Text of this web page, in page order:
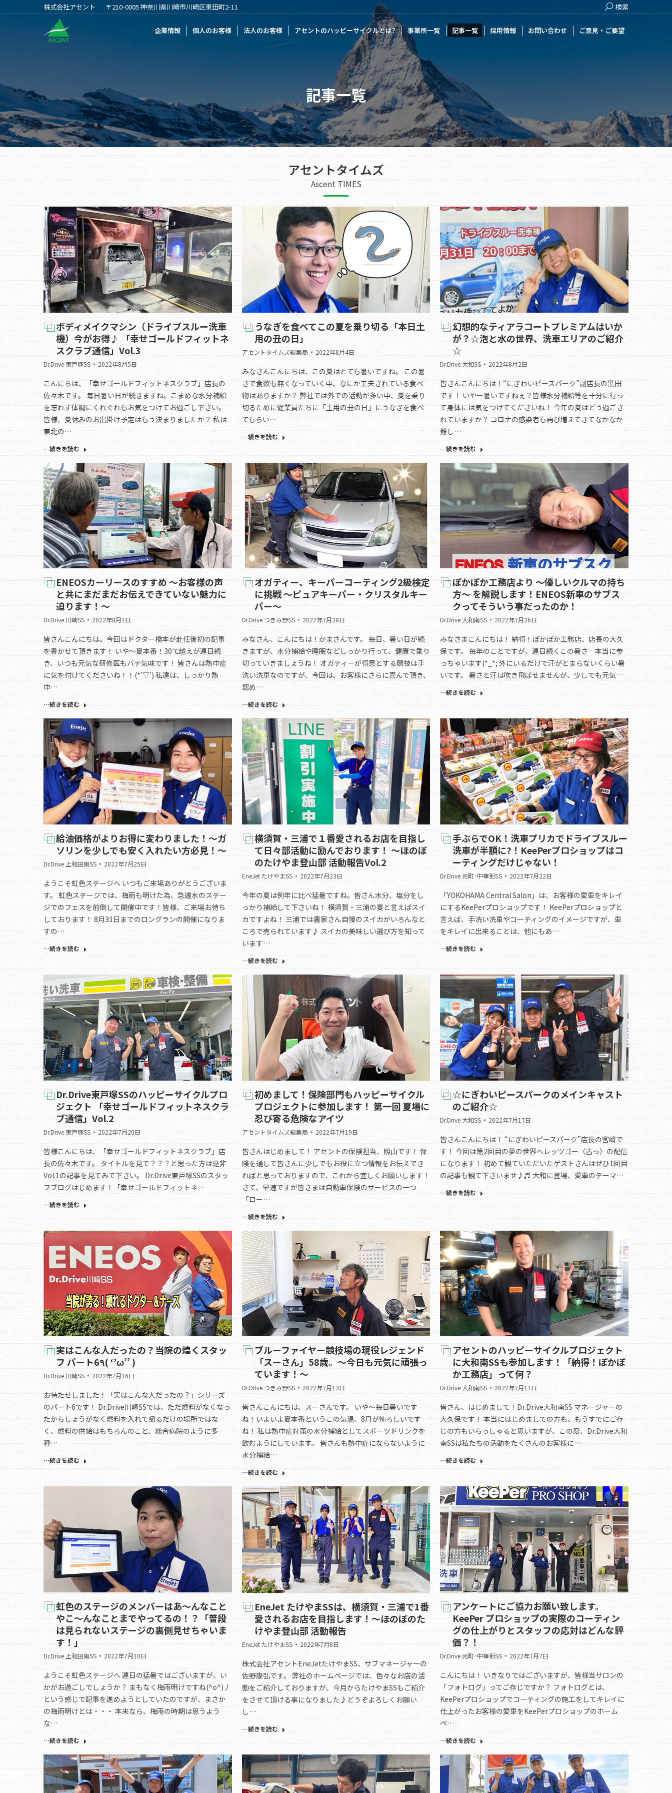
株式会社アセント 〒210-0005 神奈川県川崎市川崎区東田町2-11 Search:
検索
企業情報 個人のお客様 法人のお客様 アセントのハッピーサイクルとは? 事業所一覧 記事一覧 採用情報 お問い合わせ ご意見・ご要望
記事一覧
アセントタイムズ
Ascent TIMES
ボディメイクマシン（ドライブスルー洗車
機）今がお得♪ 「幸せゴールドフィットネ
スクラブ通信」Vol.3
Dr.Drive 東戸塚SS 2022年8月5日
こんにちは、「幸せゴールドフィットネスクラブ」店長の
佐々木です。 毎日暑い日が続きますね。こまめな水分補給
を忘れず体調にくれぐれもお気をつけてお過ごし下さい。
皆様、夏休みのお出掛け予定はもう決まりましたか？ 私は
東北の…
…続きを読む
うなぎを食べてこの夏を乗り切る「本日土
用の丑の日」
アセントタイムズ編集局 2022年8月4日
みなさんこんにちは、この夏はとても暑いですね。 この暑
さで食欲も無くなっていく中、なにか工夫されている食べ
物はありますか？ 弊社では外での活動が多い中、夏を乗り
切るために従業員たちに「土用の丑の日」にうなぎを食べ
てもらい…
…続きを読む
幻想的なティアラコートプレミアムはいか
が？☆泡と水の世界、洗車エリアのご紹介
☆
Dr.Drive 大和SS 2022年8月2日
皆さんこんにちは！“にぎわいピースパーク”副店長の黒田
です！ いやー暑いですねぇ？皆様水分補給等を十分に行っ
て身体には気をつけてくださいね！ 今年の夏はどう過ごさ
れていますか？ コロナの感染者も再び増えてきてなかなか
難し…
…続きを読む
ENEOSカーリースのすすめ ～お客様の声
と共にまだまだお伝えできていない魅力に
迫ります！～
Dr.Drive 川崎SS 2022年8月1日
皆さんこんにちは。今回はドクター橋本が赴任後初の記事
を書かせて頂きます！ いや～夏本番！30℃越えが連日続
き、いつも元気な研修医もバテ気味です！ 皆さんは熱中症
に気を付けてくださいね！！(*’▽’) 私達は、しっかり熱
中…
…続きを読む
オガティー、キーパーコーティング2級検定
に挑戦 ～ピュアキーパー・クリスタルキー
パー～
Dr.Drive つきみ野SS 2022年7月28日
みなさん、こんにちは！かまさんです。 毎日、暑い日が続
きますが、水分補給や睡眠などしっかり行って、健康で乗り
切っていきましょうね！ オガティーが得意とする競技は手
洗い洗車なのですが、今回は、お客様にさらに喜んで頂き、
認め…
…続きを読む
ぽかぽか工務店より ～優しいクルマの持ち
方～ を解説します！ENEOS新車のサブス
クってそういう事だったのか！
Dr.Drive 大和南SS 2022年7月26日
みなさまこんにちは！ 納得！ぽかぽか工務店、店長の大久
保です。 毎年のことですが、連日続くこの暑さ…本当に参
っちゃいます(*_*; 外にいるだけで汗がとまらないくらい暑
いです。 暑さと汗は吹き飛ばせませんが、少しでも元気…
…続きを読む
給油価格がよりお得に変わりました！～ガ
ソリンを少しでも安く入れたい方必見！～
Dr.Drive 上和田南SS 2022年7月25日
ようこそ虹色ステージへ いつもご来場ありがとうございま
す。 虹色ステージでは、梅雨も明けた為、急遽水のステー
ジでのフェスを前倒して開催中です！皆様、ご来場お待ち
しております！ 8月31日までのロングランの開催になりま
すの…
…続きを読む
横須賀・三浦で１番愛されるお店を目指し
て日々部活動に励んでおります！ ～ほのぼ
のたけやま登山部 活動報告Vol.2
EneJet たけやまSS 2022年7月23日
今年の夏は例年に比べ猛暑ですね。皆さん水分、塩分をし
っかり補給して下さいね！ 横須賀・三浦の夏と言えばスイ
カですよね！ 三浦では農家さん自慢のスイカがいろんなと
ころで売られています♪ スイカの美味しい選び方を知って
います…
…続きを読む
手ぶらでOK！洗車プリカでドライブスルー
洗車が半額に?！KeePerプロショップはコ
ーティングだけじゃない！
Dr.Drive 元町･中華街SS 2022年7月22日
「YOKOHAMA Central Salon」は、お客様の愛車をキレイ
にするKeePerプロショップです！ KeePerプロショップと
言えば、手洗い洗車やコーティングのイメージですが、車
をキレイに出来ることは、他にもあ…
…続きを読む
Dr.Drive東戸塚SSのハッピーサイクルプロ
ジェクト 「幸せゴールドフィットネスクラ
ブ通信」Vol.2
Dr.Drive 東戸塚SS 2022年7月20日
皆様こんにちは、「幸せゴールドフィットネスクラブ」店
長の佐々木です。 タイトルを見て？？？と思った方は是非
Vol.1の記事を見てみて下さい。 Dr.Drive東戸塚SSのスタッ
フブログはじめます！「幸せゴールドフィットネ…
…続きを読む
初めまして！保険部門もハッピーサイクル
プロジェクトに参加します！ 第一回 夏場に
忍び寄る危険なアイツ
アセントタイムズ編集局 2022年7月19日
皆さんはじめまして！ アセントの保険担当、照山です！ 保
険を通して皆さんに少しでもお役に立つ情報をお伝えでき
ればと思っておりますので、これから宜しくお願いします！
さて、早速ですが皆さまは自動車保険のサービスの一つ
「ロー…
…続きを読む
☆にぎわいピースパークのメインキャスト
のご紹介☆
Dr.Drive 大和SS 2022年7月17日
皆さんこんにちは！ “にぎわいピースパーク”店長の宮﨑で
す！ 今回は第2回目の夢の世界へレッツゴー（古っ）の配信
になります！ 初めて観ていただいたゲストさんはぜひ1回目
の記事も観て下さいませ♪♬ 大和に登場、愛車のテーマ…
…続きを読む
実はこんな人だったの？当院の煌くスタッ
フ パート6٩( ‘’ω’’ )
Dr.Drive 川崎SS 2022年7月16日
お待たせしました！「実はこんな人だったの？」シリーズ
のパート6です！ Dr.Drive川崎SSでは、ただ燃料がなくなっ
たからしょうがなく燃料を入れて帰るだけの場所ではな
く、燃料の供給はもちろんのこと、総合病院のように多
種…
…続きを読む
ブルーファイヤー競技場の現役レジェンド
「スーさん」58歳。～今日も元気に頑張っ
ています！～
Dr.Drive つきみ野SS 2022年7月13日
皆さんこんにちは、スーさんです。 いや～毎日暑いです
ね！いよいよ夏本番というこの気温、8月が怖ろしいです
ね！ 私は熱中症対策の水分補給としてスポーツドリンクを
飲むようにしています。 皆さんも熱中症にならないように
水分補給…
…続きを読む
アセントのハッピーサイクルプロジェクト
に大和南SSも参加します！「納得！ぽかぽ
か工務店」って何？
Dr.Drive 大和南SS 2022年7月11日
皆さん、はじめまして！Dr.Drive大和南SS マネージャーの
大久保です！ 本当にはじめましての方も、もうすでにご存
じの方もいらっしゃると思いますが、この度、Dr.Drive大和
南SSは私たちの活動をたくさんのお客様に…
…続きを読む
虹色のステージのメンバーはあ～んなこと
やこ～んなことまでやってるの！？「普段
は見られないステージの裏側見せちゃいま
す！」
Dr.Drive 上和田南SS 2022年7月10日
ようこそ虹色ステージへ 連日の猛暑ではございますが、い
かがお過ごしでしょうか？ まもなく梅雨明けですね(^o^)丿
という感じで記事を進めようとしていたのですが、まさか
の梅雨明けとは・・・ 本来なら、梅雨の時期は思うよう
な…
…続きを読む
EneJet たけやまSSは、横須賀・三浦で1番
愛されるお店を目指します！～ほのぼのた
けやま登山部 活動報告
EneJet たけやまSS 2022年7月8日
株式会社アセントEneJetたけやまSS、サブマネージャーの
佐野康弘です。 弊社のホームページでは、色々なお店の活
動をご紹介しておりますが、今月からたけやまSSもご紹介
をさせて頂ける事になりました♪どうぞよろしくお願い
し…
…続きを読む
アンケートにご協力お願い致します。
KeePer プロショップの実際のコーティン
グの仕上がりとスタッフの応対はどんな評
価？！
Dr.Drive 元町･中華街SS 2022年7月7日
こんにちは！ いきなりではございますが、皆様当サロンの
「フォトログ」ってご存じですか？ フォトログとは、
KeePerプロショップでコーティングの施工をしてキレイに
仕上がったお客様の愛車をKeePerプロショップのホーム
ペ…
…続きを読む
企業情報 個人のお客様 法人のお客様 事業所一覧